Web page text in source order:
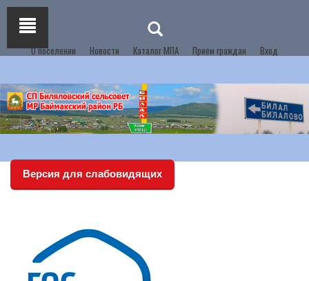
О поселении Новости Каталог МПА Прием граждан Вход
Версия для слабовидящих